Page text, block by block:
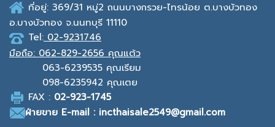
ที่อยู่: 369/31 หมู่2 ถนนบางกรวย-ไทรน้อย ต.บางบัวทอง
อ.บางบัวทอง จ.นนทบุรี 11110
Tel: 02-9231746
มือถือ: 062-829-2656 คุณแต้ว
063-6239535 คุณเรียม
098-6235942 คุณเตย
FAX : 02-923-1745
ฝ่ายขาย E-mail : incthaisale2549@gmail.com